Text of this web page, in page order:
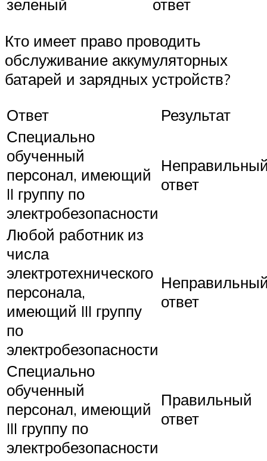
зеленый
ответ
Кто имеет право проводить
обслуживание аккумуляторных
батарей и зарядных устройств?
Ответ
Результат
Специально
обученный
персонал, имеющий
II группу по
электробезопасности
ответ
Любой работник из
числа
электротехнического
персонала,
имеющий III группу
по
электробезопасности
ответ
Специально
обученный
персонал, имеющий
III группу по
электробезопасности
Правильный
ответ